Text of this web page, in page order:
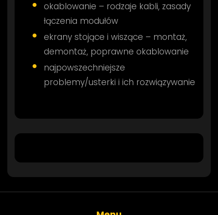
okablowanie – rodzaje kabli, zasady
łączenia modułów
ekrany stojące i wiszące – montaż,
demontaż, poprawne okablowanie
najpowszechniejsze
problemy/usterki i ich rozwiązywanie